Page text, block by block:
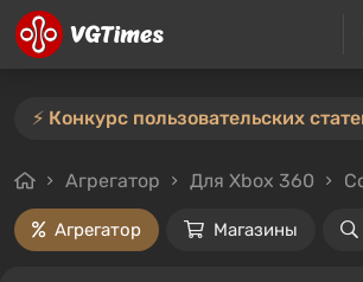
Агрегатор Для Xbox 360
Агрегатор Магазины